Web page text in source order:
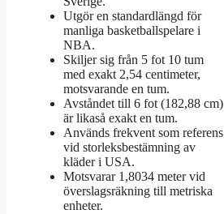
Utgör en standardlängd för
manliga basketballspelare i
NBA.
Skiljer sig från 5 fot 10 tum
med exakt 2,54 centimeter,
motsvarande en tum.
Avståndet till 6 fot (182,88 cm)
är likaså exakt en tum.
Används frekvent som referens
vid storleksbestämning av
kläder i USA.
Motsvarar 1,8034 meter vid
överslagsräkning till metriska
enheter.